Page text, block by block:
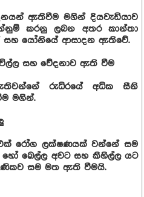
ඇතිවීම මගින් දියවැඩියාව
කරනු ලබන අතර කාන්තා
සහ යෝනියේ ආසාදන ඇතිවේ.
සහ වේදනාව ඇති වීම
රුධිරයේ අධික සීනි
මගින්.
රෝග ලක්ෂණයක් වන්නේ සම
හෝ ඛෙල්ල අවට සහ කිහිල්ල යට
සම මත ඇති වීමයි.